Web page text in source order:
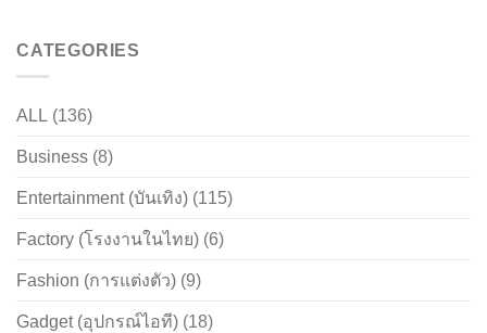
CATEGORIES
ALL (136)
Business (8)
Entertainment (บันเทิง) (115)
Factory (โรงงานในไทย) (6)
Fashion (การแต่งตัว) (9)
Gadget (อุปกรณ์ไอที) (18)